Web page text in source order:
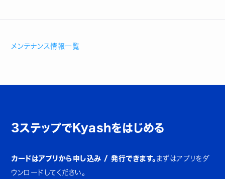
メンテナンス情報一覧
3ステップでKyashをはじめる
カードはアプリから申し込み / 発行できます。 まずはアプリをダ
ウンロードしてください。